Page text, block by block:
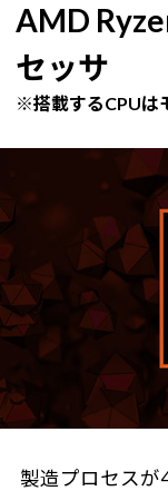
AMD
セッサ
※搭載するCPUは
製造プロセスが